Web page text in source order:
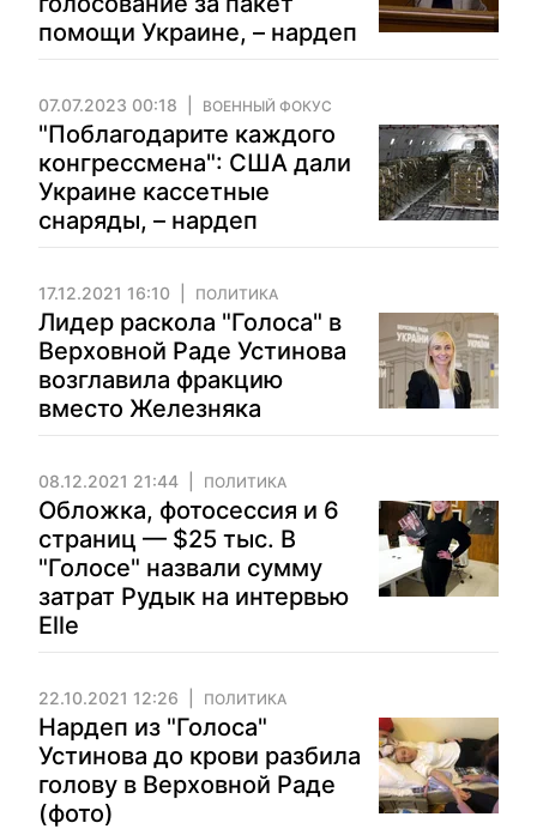
помощи Украине, – нардеп
07.07.2023 00:18 ВОЕННЫЙ ФОКУС
"Поблагодарите каждого
конгрессмена": США дали
Украине кассетные
снаряды, – нардеп
17.12.2021 16:10 ПОЛИТИКА
Лидер раскола "Голоса" в
Верховной Раде Устинова
возглавила фракцию
вместо Железняка
08.12.2021 21:44 ПОЛИТИКА
Обложка, фотосессия и 6
страниц — $25 тыс. В
"Голосе" назвали сумму
затрат Рудык на интервью
Elle
22.10.2021 12:26 ПОЛИТИКА
Нардеп из "Голоса"
Устинова до крови разбила
голову в Верховной Раде
(фото)